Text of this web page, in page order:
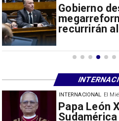
30/
Milei
extranjeros
INTERNACIONAL
Gobierno
recurrirán al